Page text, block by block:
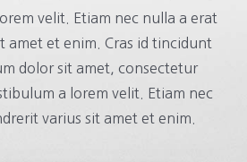
velit. Etiam nec nulla a erat
amet et enim. Cras id tincidunt
dolor sit amet, consectetur
a lorem velit. Etiam nec
varius sit amet et enim.